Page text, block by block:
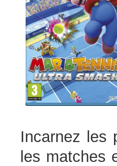
Incarnez les
les matches